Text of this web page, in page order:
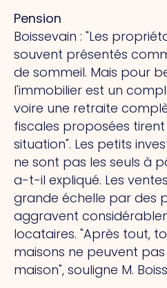
Pension
Boissevain : "Les
souvent présentés
de sommeil. Mais pour
l'immobilier est un
voire une retraite
fiscales proposées
situation". Les petits
ne sont pas les seuls à
a-t-il expliqué. Les
grande échelle par des
aggravent
locataires. "Après tout,
maisons ne peuvent
maison", souligne M.